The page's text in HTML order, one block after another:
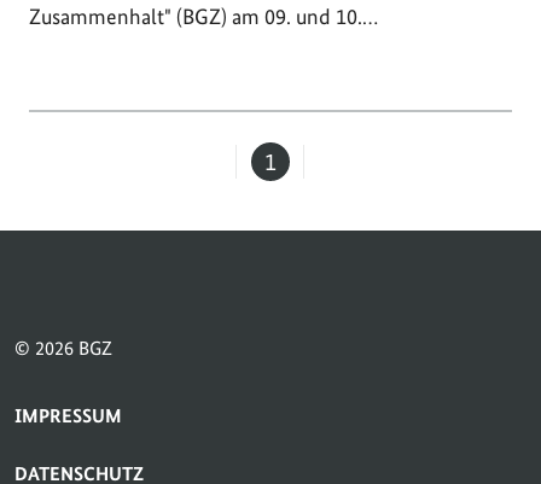
Zusammenhalt" (BGZ) am 09. und 10.…
Seite
1
© 2026 BGZ
SERVICE-NAVIGATION FUSSBEREICH
IMPRESSUM
DATENSCHUTZ